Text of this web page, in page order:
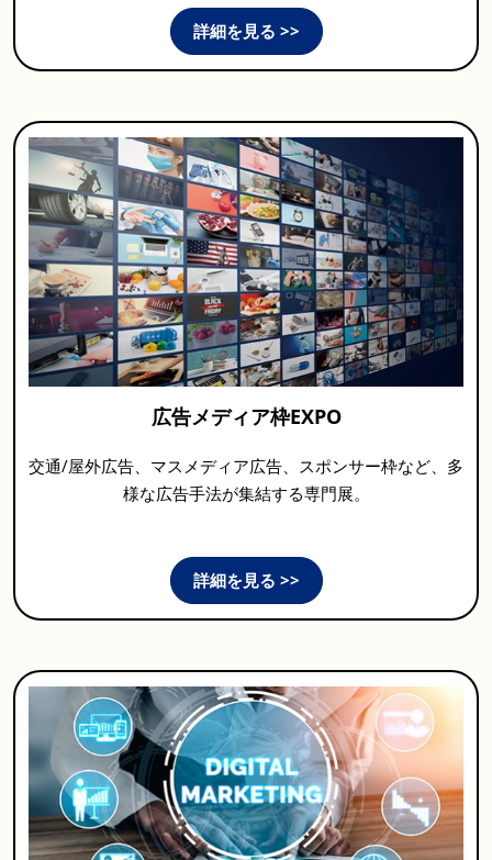
詳細を見る >>
広告メディア枠EXPO
交通/屋外広告、マスメディア広告、スポンサー枠など、多
様な広告手法が集結する専門展。
詳細を見る >>